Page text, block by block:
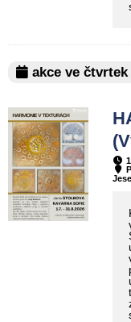
akce ve čtvrtek